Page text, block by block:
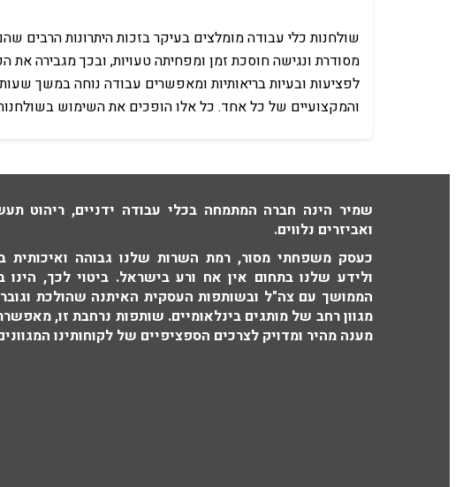
שולחנות כלי עבודה מומלצים בעיקר בזכות היתרונות הרבים
מסודרת ונגישה חוסכת זמן ומפחיתה טעויות, ובכך מגבירה את
לפציעות ובעיות בריאותיות ומאפשרים עבודה נוחה במשך
והמקצועיים של כל אחד. כל אלו הופכים את השימוש
שמיר הינה חברה המתמחה בכלי עבודה ידניים, ריהוט
ואביזרים נלווים.
כעסק משפחתי מסור, רמת השרות שלנו גבוהה ואיכותית
ולידע שלנו בתחום אין אח ורע בישראל. ביטוי לכך, הינו
הממושך עם צה"ל ובשותפות העסקית האיתנה שהולכת
מגוון רחב של מותגים בינלאומיים. שותפות נרחבת זו,
מענה מהיר ומדויק לצרכים הספציפיים של לקוחותינו